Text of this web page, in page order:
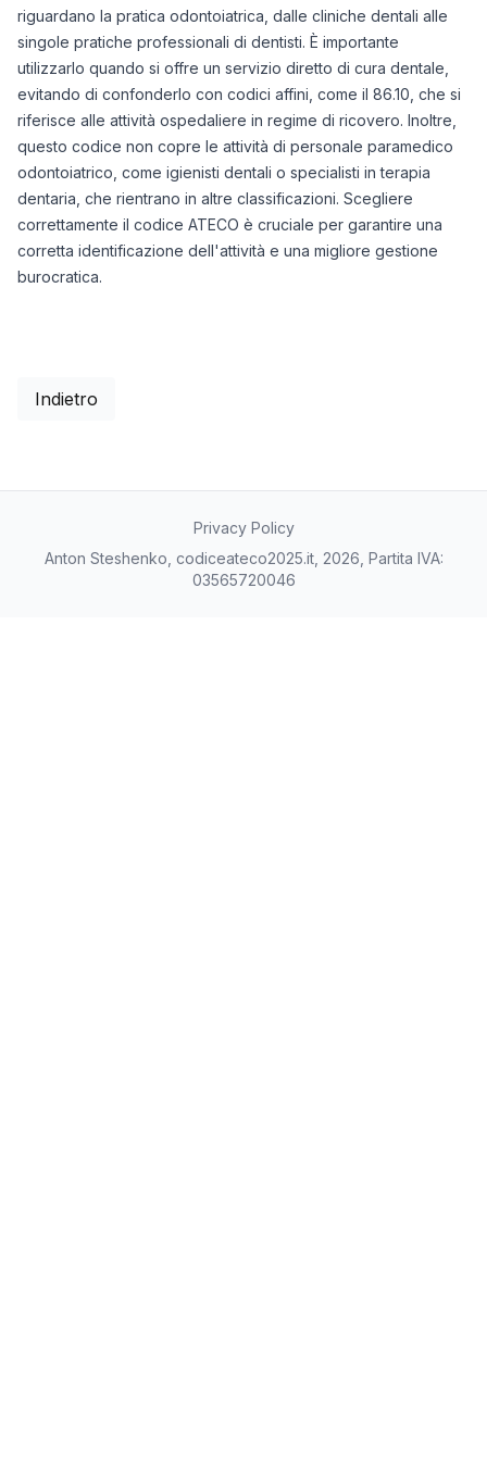
riguardano la pratica odontoiatrica, dalle cliniche dentali alle
singole pratiche professionali di dentisti. È importante
utilizzarlo quando si offre un servizio diretto di cura dentale,
evitando di confonderlo con codici affini, come il 86.10, che si
riferisce alle attività ospedaliere in regime di ricovero. Inoltre,
questo codice non copre le attività di personale paramedico
odontoiatrico, come igienisti dentali o specialisti in terapia
dentaria, che rientrano in altre classificazioni. Scegliere
correttamente il codice ATECO è cruciale per garantire una
corretta identificazione dell'attività e una migliore gestione
burocratica.
Indietro
Privacy Policy
Anton Steshenko, codiceateco2025.it, 2026, Partita IVA:
03565720046